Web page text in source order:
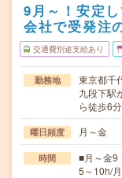
9月～！安定
会社で受発注
交通費別途支給あり
勤務地
東京都千
九段下駅
ら徒歩6分
曜日頻度 月～金
時間
■月～金9
5～10h/